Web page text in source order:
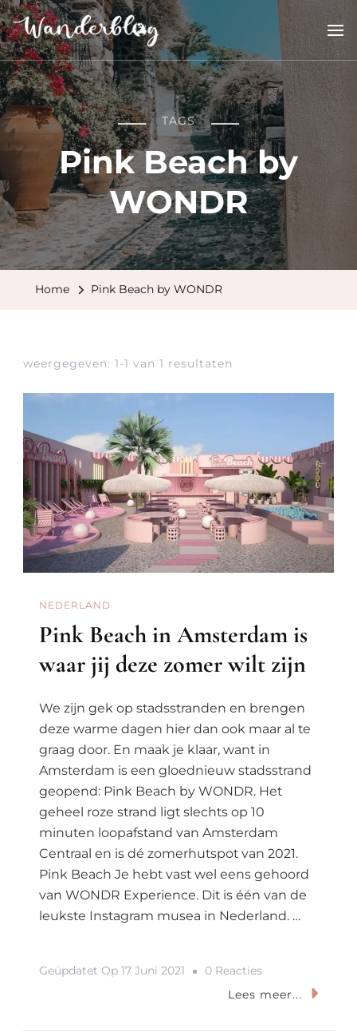
Wanderblog
reisverhalen en inspiratie
TAGS
Pink Beach by
WONDR
Home Pink Beach by WONDR
weergegeven: 1-1 van 1 resultaten
NEDERLAND
Pink Beach in Amsterdam is
waar jij deze zomer wilt zijn
We zijn gek op stadsstranden en brengen
deze warme dagen hier dan ook maar al te
graag door. En maak je klaar, want in
Amsterdam is een gloednieuw stadsstrand
geopend: Pink Beach by WONDR. Het
geheel roze strand ligt slechts op 10
minuten loopafstand van Amsterdam
Centraal en is dé zomerhutspot van 2021.
Pink Beach Je hebt vast wel eens gehoord
van WONDR Experience. Dit is één van de
leukste Instagram musea in Nederland. …
Geüpdatet Op 17 Juni 2021 0 ReactiesOp
Pink
Lees meer...